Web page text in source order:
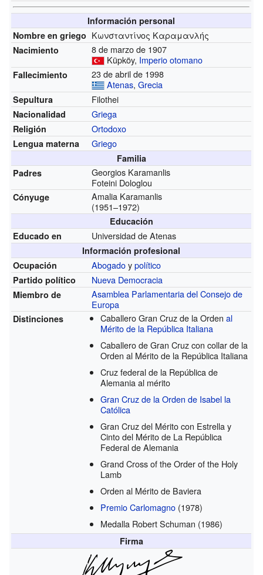
Información personal
Nombre en griego Κωνσταντίνος Καραμανλής
Nacimiento
8 de marzo de 1907
Küpköy, Imperio otomano
Fallecimiento
23 de abril de 1998
Atenas,Grecia
Sepultura Filothei
Nacionalidad Griega
Religión Ortodoxo
Lengua materna Griego
Familia
Padres
Georgios Karamanlis
Foteini Dologlou
Cónyuge
Amalia Karamanlis
(1951–1972)
Educación
Educado en
Universidad de Atenas
Información profesional
Ocupación
Abogadoypolítico
Partido político Nueva Democracia
Miembro de
Asamblea Parlamentaria del Consejo de
Europa
Distinciones Caballero Gran Cruz de la Orden al
Mérito de la República Italiana
Caballero de Gran Cruz con collar de la
Orden al Mérito de la República Italiana
Cruz federal de la República de
Alemania al mérito
Gran Cruz de la Orden de Isabel la
Católica
Gran Cruz del Mérito con Estrella y
Cinto del Mérito de La República
Federal de Alemania
Grand Cross of the Order of the Holy
Lamb
Orden al Mérito de Baviera
Premio Carlomagno (1978)
Medalla Robert Schuman (1986)
Firma